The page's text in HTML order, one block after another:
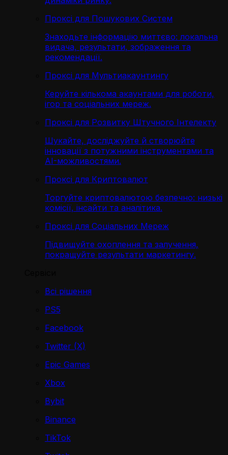
Проксі для Пошукових Систем
Знаходьте інформацію миттєво: локальна
видача, результати, зображення та
рекомендації.
Проксі для Мультиакаунтингу
Керуйте кількома акаунтами для роботи,
ігор та соціальних мереж.
Проксі для Розвитку Штучного Інтелекту
Шукайте, досліджуйте й створюйте
інновації з потужними інструментами та
AI-можливостями.
Проксі для Криптовалют
Торгуйте криптовалютою безпечно: низькі
комісії, інсайти та аналітика.
Проксі для Соціальних Мереж
Підвищуйте охоплення та залучення,
покращуйте результати маркетингу.
Всі рішення
PS5
Facebook
Twitter (X)
Epic Games
Xbox
Bybit
Binance
TikTok